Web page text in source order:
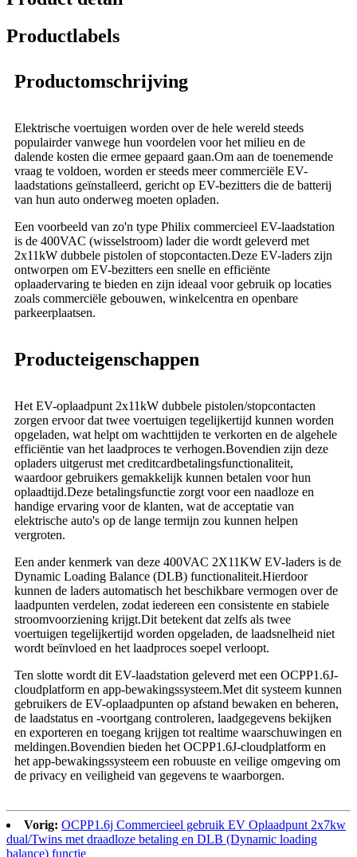
Productlabels
Productomschrijving
Elektrische voertuigen worden over de hele wereld steeds
populairder vanwege hun voordelen voor het milieu en de
dalende kosten die ermee gepaard gaan.Om aan de toenemende
vraag te voldoen, worden er steeds meer commerciële EV-
laadstations geïnstalleerd, gericht op EV-bezitters die de batterij
van hun auto onderweg moeten opladen.
Een voorbeeld van zo'n type Philix commercieel EV-laadstation
is de 400VAC (wisselstroom) lader die wordt geleverd met
2x11kW dubbele pistolen of stopcontacten.Deze EV-laders zijn
ontworpen om EV-bezitters een snelle en efficiënte
oplaadervaring te bieden en zijn ideaal voor gebruik op locaties
zoals commerciële gebouwen, winkelcentra en openbare
parkeerplaatsen.
Producteigenschappen
Het EV-oplaadpunt 2x11kW dubbele pistolen/stopcontacten
zorgen ervoor dat twee voertuigen tegelijkertijd kunnen worden
opgeladen, wat helpt om wachttijden te verkorten en de algehele
efficiëntie van het laadproces te verhogen.Bovendien zijn deze
opladers uitgerust met creditcardbetalingsfunctionaliteit,
waardoor gebruikers gemakkelijk kunnen betalen voor hun
oplaadtijd.Deze betalingsfunctie zorgt voor een naadloze en
handige ervaring voor de klanten, wat de acceptatie van
elektrische auto's op de lange termijn zou kunnen helpen
vergroten.
Een ander kenmerk van deze 400VAC 2X11KW EV-laders is de
Dynamic Loading Balance (DLB) functionaliteit.Hierdoor
kunnen de laders automatisch het beschikbare vermogen over de
laadpunten verdelen, zodat iedereen een consistente en stabiele
stroomvoorziening krijgt.Dit betekent dat zelfs als twee
voertuigen tegelijkertijd worden opgeladen, de laadsnelheid niet
wordt beïnvloed en het laadproces soepel verloopt.
Ten slotte wordt dit EV-laadstation geleverd met een OCPP1.6J-
cloudplatform en app-bewakingssysteem.Met dit systeem kunnen
gebruikers de EV-oplaadpunten op afstand bewaken en beheren,
de laadstatus en -voortgang controleren, laadgegevens bekijken
en exporteren en toegang krijgen tot realtime waarschuwingen en
meldingen.Bovendien bieden het OCPP1.6J-cloudplatform en
het app-bewakingssysteem een ​​robuuste en veilige omgeving om
de privacy en veiligheid van gegevens te waarborgen.
Vorig: OCPP1.6j Commercieel gebruik EV Oplaadpunt 2x7kw
dual/Twins met draadloze betaling en DLB (Dynamic loading
balance) functie